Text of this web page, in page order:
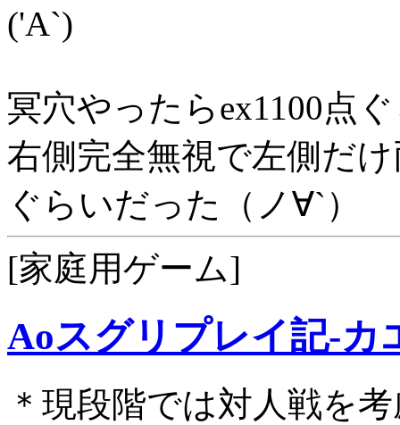
('A`)
冥穴やったらex1100点
右側完全無視で左側だ
ぐらいだった（ノ∀`）
[家庭用ゲーム]
Aoスグリプレイ記-カ
＊現段階では対人戦を